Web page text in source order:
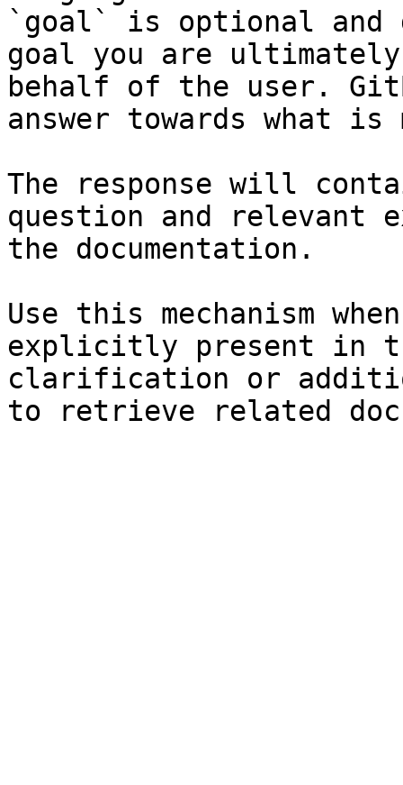
`goal` is optional and
goal you are
behalf of the user.
answer towards what
The response will
question and relevant
the documentation.
Use this mechanism
explicitly present in
clarification or